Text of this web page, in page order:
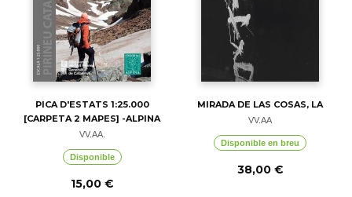
PICA D'ESTATS 1:25.000
[CARPETA 2 MAPES] -ALPINA
VV.AA.
Disponible
15,00 €
MIRADA DE LAS COSAS, LA
VV.AA
Disponible en breu
38,00 €